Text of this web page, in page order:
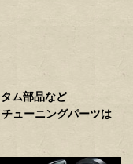
ム部品など
ューニングパーツは